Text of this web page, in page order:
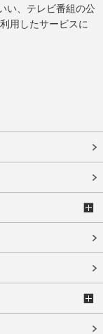
い、テレビ番組の公
用したサービスに